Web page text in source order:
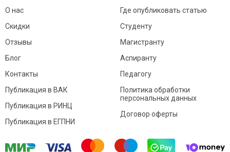
О нас
Скидки
Отзывы
Блог
Контакты
Где опубликовать статью
Студенту
Магистранту
Аспиранту
Педагогу
Публикация в ВАК
Публикация в РИНЦ
Публикация в ЕГПНИ
Политика обработки
персональных данных
Договор оферты